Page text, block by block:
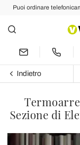
Puoi ordinare
Indietro
Sezione di